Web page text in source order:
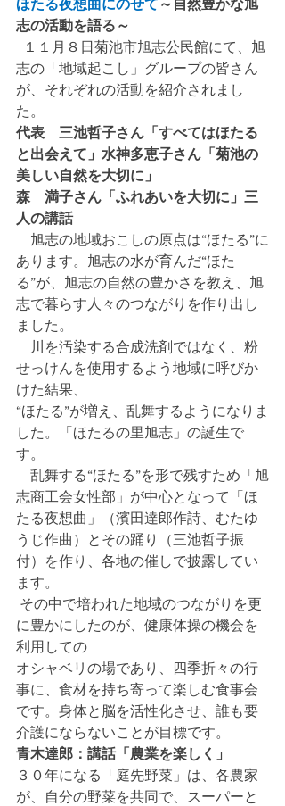
ほたる夜想曲にのせて ～自然豊かな旭
志の活動を語る～
志の「地域起こし」グループの皆さん
が、それぞれの活動を紹介されまし
た。
代表　三池哲子さん「すべてはほたる
と出会えて」水神多恵子さん「菊池の
美しい自然を大切に」
森　満子さん「ふれあいを大切に」三
人の講話
旭志の地域おこしの原点は“ほたる”に
あります。旭志の水が育んだ“ほた
る”が、旭志の自然の豊かさを教え、旭
志で暮らす人々のつながりを作り出し
ました。
川を汚染する合成洗剤ではなく、粉
せっけんを使用するよう地域に呼びか
けた結果、
“ほたる”が増え、乱舞するようになりま
した。「ほたるの里旭志」の誕生で
す。
乱舞する“ほたる”を形で残すため「旭
志商工会女性部」が中心となって「ほ
たる夜想曲」（濱田達郎作詩、むたゆ
うじ作曲）とその踊り（三池哲子振
付）を作り、各地の催しで披露してい
ます。
に豊かにしたのが、健康体操の機会を
利用しての
オシャベリの場であり、四季折々の行
事に、食材を持ち寄って楽しむ食事会
です。身体と脳を活性化させ、誰も要
介護にならないことが目標です。
青木達郎：講話「農業を楽しく」
３０年になる「庭先野菜」は、各農家
が、自分の野菜を共同で、スーパーと